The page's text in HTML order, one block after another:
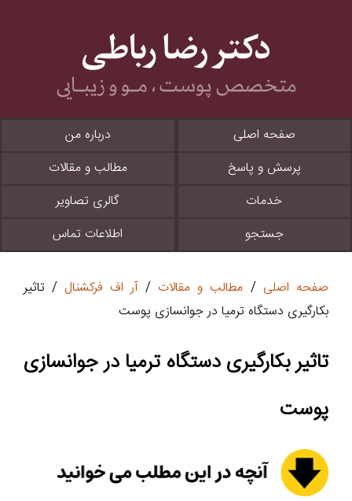
صفحه اصلی
درباره من
پرسش و پاسخ
مطالب و مقالات
خدمات
گالری تصاویر
جستجو
اطلاعات تماس
صفحه اصلی / مطالب و مقالات /آر اف فرکشنال / تاثیر
بکارگیری دستگاه ترمیا در جوانسازی پوست
تاثیر بکارگیری دستگاه ترمیا در جوانسازی
پوست